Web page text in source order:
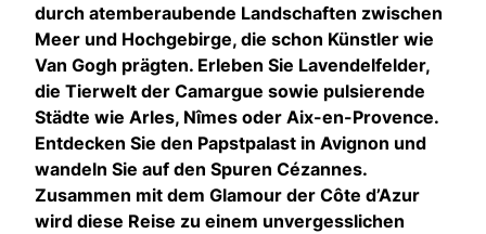
durch atemberaubende Landschaften zwischen
Meer und Hochgebirge, die schon Künstler wie
Van Gogh prägten. Erleben Sie Lavendelfelder,
die Tierwelt der Camargue sowie pulsierende
Städte wie Arles, Nîmes oder Aix-en-Provence.
Entdecken Sie den Papstpalast in Avignon und
wandeln Sie auf den Spuren Cézannes.
Zusammen mit dem Glamour der Côte d’Azur
wird diese Reise zu einem unvergesslichen